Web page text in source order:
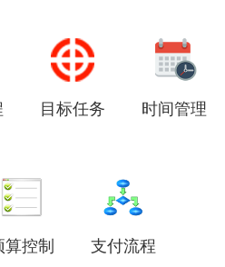
目标任务 时间管理
算控制 支付流程